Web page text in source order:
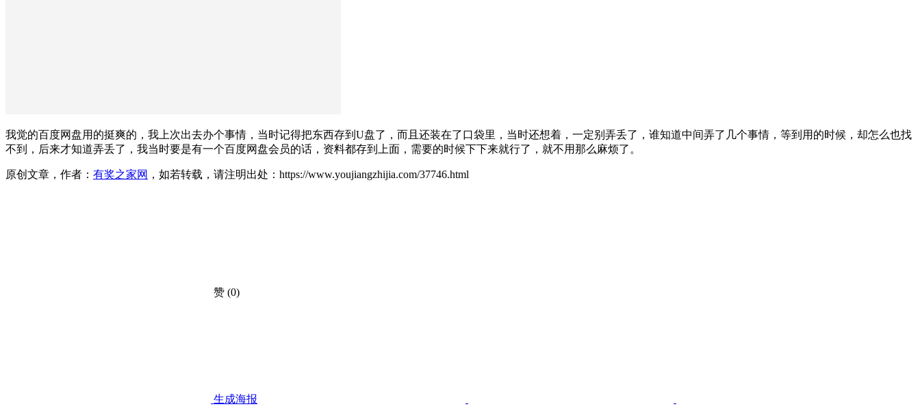
我觉的百度网盘用的挺爽的，我上次出去办个事情，当时记得把东西存到U盘了，而且还装在了口袋里，当时还想着，一定别弄丢了，谁知道中间弄了几个事情，等到用的时候，却怎么也找
不到，后来才知道弄丢了，我当时要是有一个百度网盘会员的话，资料都存到上面，需要的时候下下来就行了，就不用那么麻烦了。
原创文章，作者： 有奖之家网 ，如若转载，请注明出处：https://www.youjiangzhijia.com/37746.html
赞 (0)
生成海报